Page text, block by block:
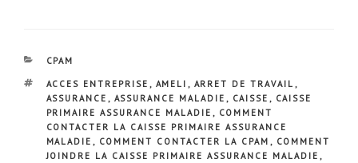
CATÉGORIES
CPAM
ÉTIQUETTES
ACCES ENTREPRISE , AMELI , ARRET DE TRAVAIL ,
ASSURANCE , ASSURANCE MALADIE , CAISSE , CAISSE
PRIMAIRE ASSURANCE MALADIE , COMMENT
CONTACTER LA CAISSE PRIMAIRE ASSURANCE
MALADIE , COMMENT CONTACTER LA CPAM , COMMENT
JOINDRE LA CAISSE PRIMAIRE ASSURANCE MALADIE ,